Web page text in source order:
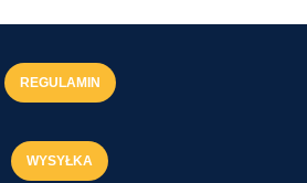
REGULAMIN
WYSYŁKA